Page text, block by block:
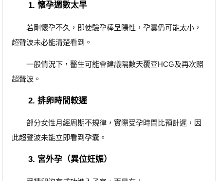
1. 懷孕週數太早
若剛懷孕不久，即使驗孕棒呈陽性，孕囊仍可能太小，
超聲波未必能清楚看到。
一般情況下，醫生可能會建議隔數天覆查HCG及再次照
超聲波。
2. 排卵時間較遲
部分女性月經周期不規律，實際受孕時間比預計遲，因
此超聲波未能立即看到孕囊。
3. 宮外孕（異位妊娠）